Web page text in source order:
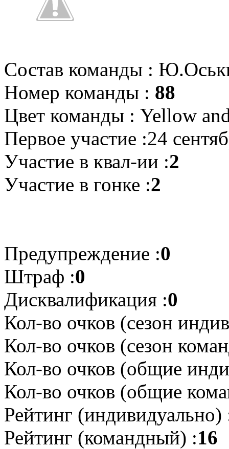
Состав команды :
Номер команды : 88
Цвет команды : Yellow
Первое участие :24
Участие в квал-ии :2
Участие в гонке :2
Предупреждение :0
Штраф :0
Дисквалификация :0
Кол-во очков (сезон
Кол-во очков (сезон
Кол-во очков (общие
Кол-во очков (общие
Рейтинг (индивидуально)
Рейтинг (командный) :16